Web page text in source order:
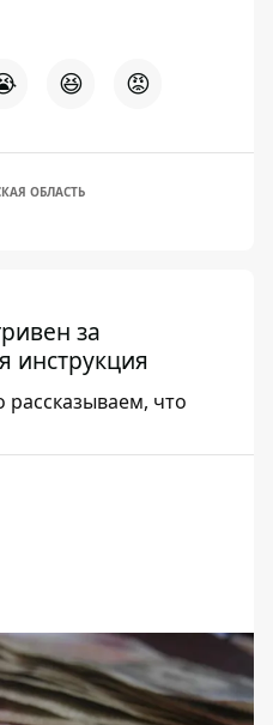
😆 😡
ОБЛАСТЬ
за
инструкция
что